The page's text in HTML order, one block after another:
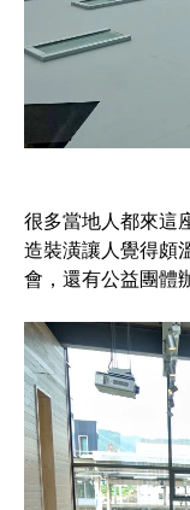
很多當地人都來這
造裝潢讓人覺得頗
會，還有公益團體